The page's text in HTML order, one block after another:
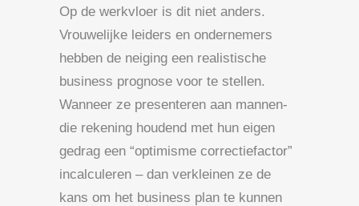
Op de werkvloer is dit niet anders.
Vrouwelijke leiders en ondernemers
hebben de neiging een realistische
business prognose voor te stellen.
Wanneer ze presenteren aan mannen-
die rekening houdend met hun eigen
gedrag een “optimisme correctiefactor”
incalculeren – dan verkleinen ze de
kans om het business plan te kunnen